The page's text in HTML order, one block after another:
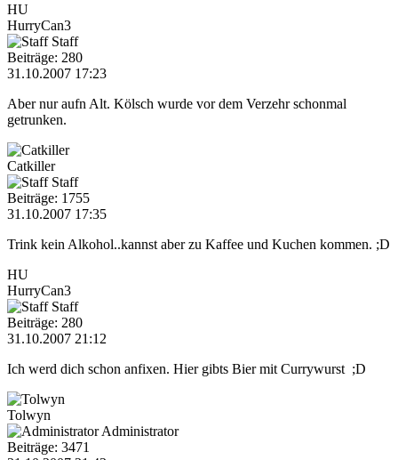
HU
HurryCan3
Staff
Beiträge: 280
31.10.2007 17:23
Aber nur aufn Alt. Kölsch wurde vor dem Verzehr schonmal
getrunken.
Catkiller
Staff
Beiträge: 1755
31.10.2007 17:35
Trink kein Alkohol..kannst aber zu Kaffee und Kuchen kommen. ;D
HU
HurryCan3
Staff
Beiträge: 280
31.10.2007 21:12
Ich werd dich schon anfixen. Hier gibts Bier mit Currywurst ;D
Tolwyn
Administrator
Beiträge: 3471